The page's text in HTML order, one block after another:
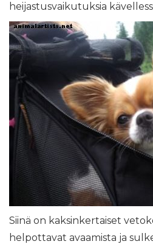
heijastusvaikutuksia
Siinä on kaksinkertaiset
helpottavat avaamista ja